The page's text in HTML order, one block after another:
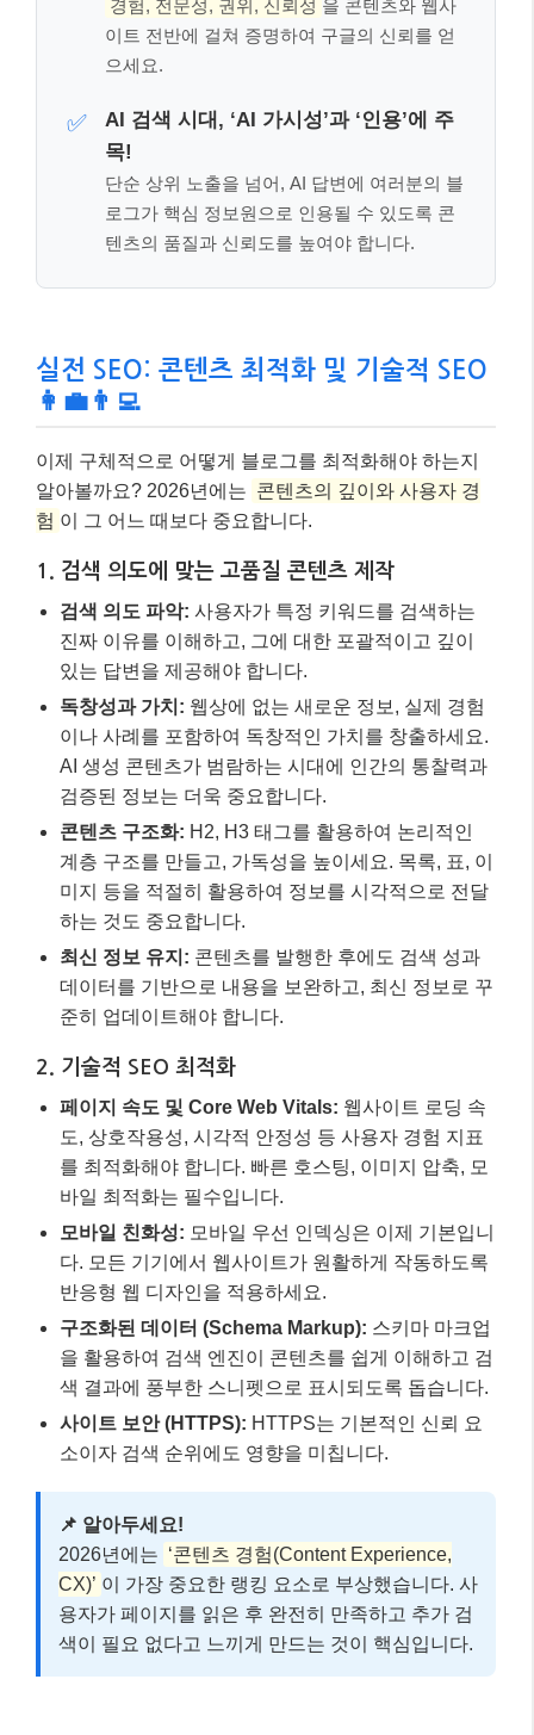
실전 SEO: 콘텐츠 최적화 및 기술적 SEO
이제 구체적으로 어떻게 블로그를 최적화해야 하는지
알아볼까요? 2026년에는 콘텐츠의 깊이와 사용자 경
이 그 어느 때보다 중요합니다.
있는 답변을 제공해야 합니다.
독창성과 가치:
AI 생성 콘텐츠가 범람하는 시대에 인간의 통찰력과
검증된 정보는 더욱 중요합니다.
콘텐츠 구조화:H2, H3 태그를 활용하여 논리적인
계층 구조를 만들고, 가독성을 높이세요. 목록, 표, 이
미지 등을 적절히 활용하여 정보를 시각적으로 전달
하는 것도 중요합니다.
최신 정보 유지:콘텐츠를 발행한 후에도 검색 성과
데이터를 기반으로 내용을 보완하고, 최신 정보로 꾸
준히 업데이트해야 합니다.
2. 기술적 SEO 최적화
페이지 속도 및 Core Web Vitals:
도, 상호작용성, 시각적 안정성 등 사용자 경험 지표
를 최적화해야 합니다. 빠른 호스팅, 이미지 압축, 모
바일 최적화는 필수입니다.
모바일 친화성:모바일 우선 인덱싱은 이제 기본입니
다. 모든 기기에서 웹사이트가 원활하게 작동하도록
반응형 웹 디자인을 적용하세요.
구조화된 데이터 (Schema Markup):
을 활용하여 검색 엔진이 콘텐츠를 쉽게 이해하고 검
색 결과에 풍부한 스니펫으로 표시되도록 돕습니다.
사이트 보안 (HTTPS):HTTPS는 기본적인 신뢰 요
소이자 검색 순위에도 영향을 미칩니다.
2026년에는 ‘콘텐츠 경험(Content Experience,
CX)’
이 가장 중요한 랭킹 요소로 부상했습니다. 사
용자가 페이지를 읽은 후 완전히 만족하고 추가 검
색이 필요 없다고 느끼게 만드는 것이 핵심입니다.
아무리 좋은 콘텐츠라도 다른 웹사이트의 추천이 없다
면 검색 엔진에서 높은 평가를 받기 어렵습니다. 2026
년에도
백링크는 여전히 중요한 랭킹 요소 이지만, 그
가치를 평가하는 방식이 달라졌습니다.